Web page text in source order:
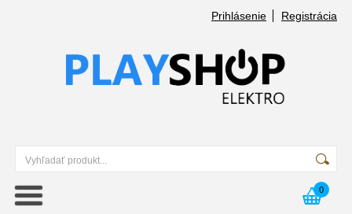
Prihlásenie Registrácia
0